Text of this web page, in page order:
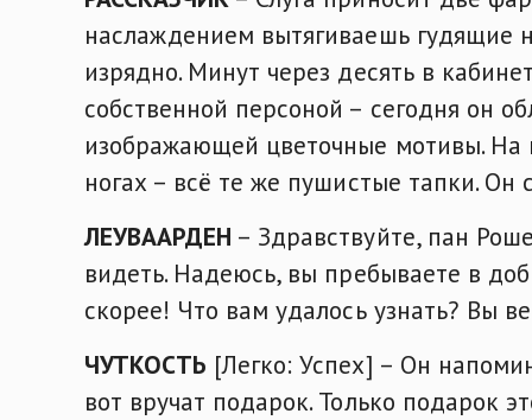
наслаждением вытягиваешь гудящие
изрядно. Минут через десять в
собственной персоной – сегодня он
изображающей цветочные мотивы. На
ногах – всё те же пушистые тапки.
ЛЕУВААРДЕН – Здравствуйте, пан
видеть. Надеюсь, вы пребываете в
скорее! Что вам удалось узнать? Вы
ЧУТКОСТЬ [Легко: Успех] – Он
вот вручат подарок. Только подарок